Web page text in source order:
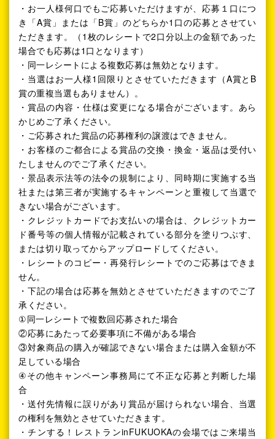
・お一人様何口でもご応募いただけますが、応募１口につ
き「A賞」または「B賞」のどちらか1口の応募とさせてい
ただきます。（1枚のレシートで2口分以上の金額であった
場合でも応募は1口となります）
・同一レシートによる複数応募は無効となります。
・当選はお一人様1回限りとさせていただきます（A賞とB
賞の重複当選もありません）。
・賞品の内容・仕様は変更になる場合がございます。あら
かじめご了承ください。
・ご応募された賞品の応募権利の譲渡はできません。
・お客様のご都合による賞品の交換・換金・返品は受付い
たしませんのでご了承ください。
・景品表示法等の法令の規制により、同時期に実施する当
社または第三者が実施するキャンペーンと重複して当選で
きない場合がございます。
・クレジットカードでお支払いの場合は、クレジットカー
ド番号等の個人情報が記載されている部分を塗りつぶす、
または切り取ってからアップロードしてください。
・レシートのコピー・再発行レシートでのご応募はできま
せん。
・下記の場合は応募を無効とさせていただきますのでご了
承ください。
①同一レシートで複数回応募された場合
②応募にあたって必要事項に不備がある場合
③対象商品の購入が確認できない場合または購入金額が不
足している場合
④その他キャンペーン事務局にて不正な応募と判断した場
合
・送付先情報に誤りがあり賞品が届けられない場合、当選
の権利を無効とさせていただきます。
・チンする！レストランinFUKUOKAの会場ではご来場当